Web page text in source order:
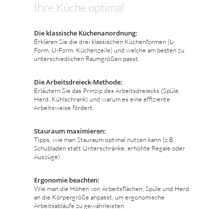
Ihre Küche optimal
Die klassische Küchenanordnung:
Erklären Sie die drei klassischen Küchenformen (L-
Form, U-Form, Küchenzeile) und welche am besten zu
unterschiedlichen Raumgrößen passt.
Die Arbeitsdreieck-Methode:
Erläutern Sie das Prinzip des Arbeitsdreiecks (Spüle,
Herd, Kühlschrank) und warum es eine effiziente
Arbeitsweise fördert.
Stauraum maximieren:
Tipps, wie man Stauraum optimal nutzen kann (z.B.
Schubladen statt Unterschränke, erhöhte Regale oder
Auszüge).
Ergonomie beachten:
Wie man die Höhen von Arbeitsflächen, Spüle und Herd
an die Körpergröße anpasst, um ergonomische
Arbeitsabläufe zu gewährleisten.